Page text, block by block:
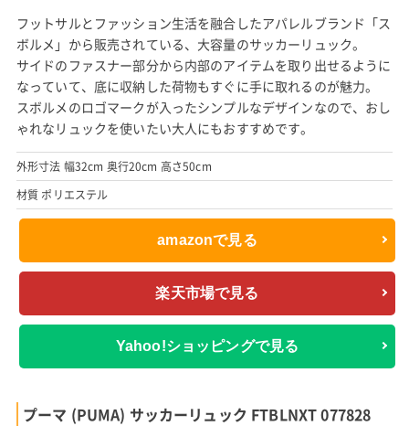
フットサルとファッション生活を融合したアパレルブランド「ス
ボルメ」から販売されている、大容量のサッカーリュック。
サイドのファスナー部分から内部のアイテムを取り出せるように
なっていて、底に収納した荷物もすぐに手に取れるのが魅力。
スボルメのロゴマークが入ったシンプルなデザインなので、おし
ゃれなリュックを使いたい大人にもおすすめです。
外形寸法 幅32cm 奥行20cm 高さ50cm
材質 ポリエステル
amazonで見る
楽天市場で見る
Yahoo!ショッピングで見る
プーマ (PUMA) サッカーリュック FTBLNXT 077828